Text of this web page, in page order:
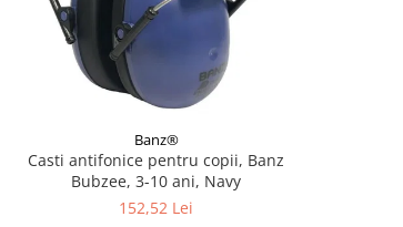
Banz®
Casti antifonice pentru copii, Banz
Bubzee, 3-10 ani, Navy
152,52 Lei